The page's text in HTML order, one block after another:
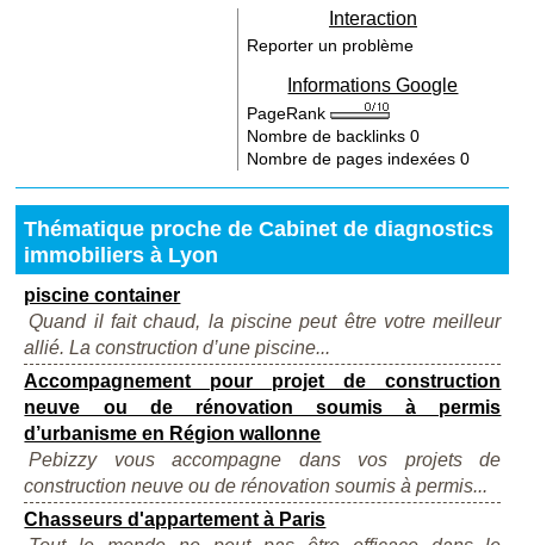
Interaction
Reporter un problème
Informations Google
PageRank
Nombre de backlinks0
Nombre de pages indexées0
Thématique proche de Cabinet de diagnostics
immobiliers à Lyon
piscine container
Quand il fait chaud, la piscine peut être votre meilleur
allié. La construction d’une piscine...
Accompagnement pour projet de construction
neuve ou de rénovation soumis à permis
d’urbanisme en Région wallonne
Pebizzy vous accompagne dans vos projets de
construction neuve ou de rénovation soumis à permis...
Chasseurs d'appartement à Paris